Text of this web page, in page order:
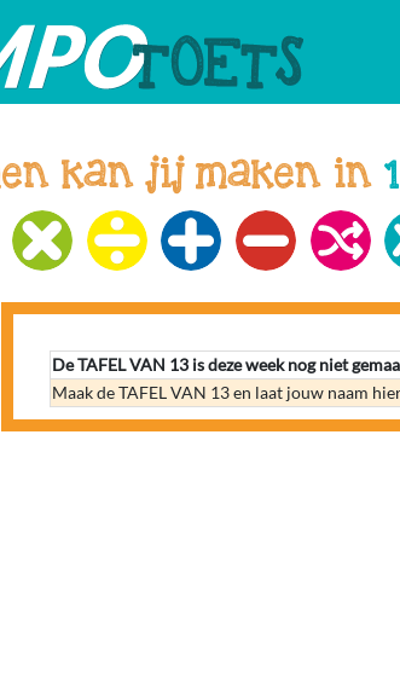
kan jij maken in
De TAFEL VAN 13 is deze week nog niet
Maak de TAFEL VAN 13 en laat jouw naam